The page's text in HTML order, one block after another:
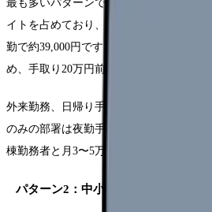
最も多いパターンです。夜勤手当は看護
イトを占めており、月4回の2交代夜勤で
勤で約39,000円です。夜勤ゼロの場合、
め、手取り20万円前後になりやすいので
外来勤務、日帰り手術センター、透析室
のみの部署は夜勤手当がつかないため、
棟勤務者と月3〜5万円の差がつきます。
パターン2：中小規模の病院（99床以